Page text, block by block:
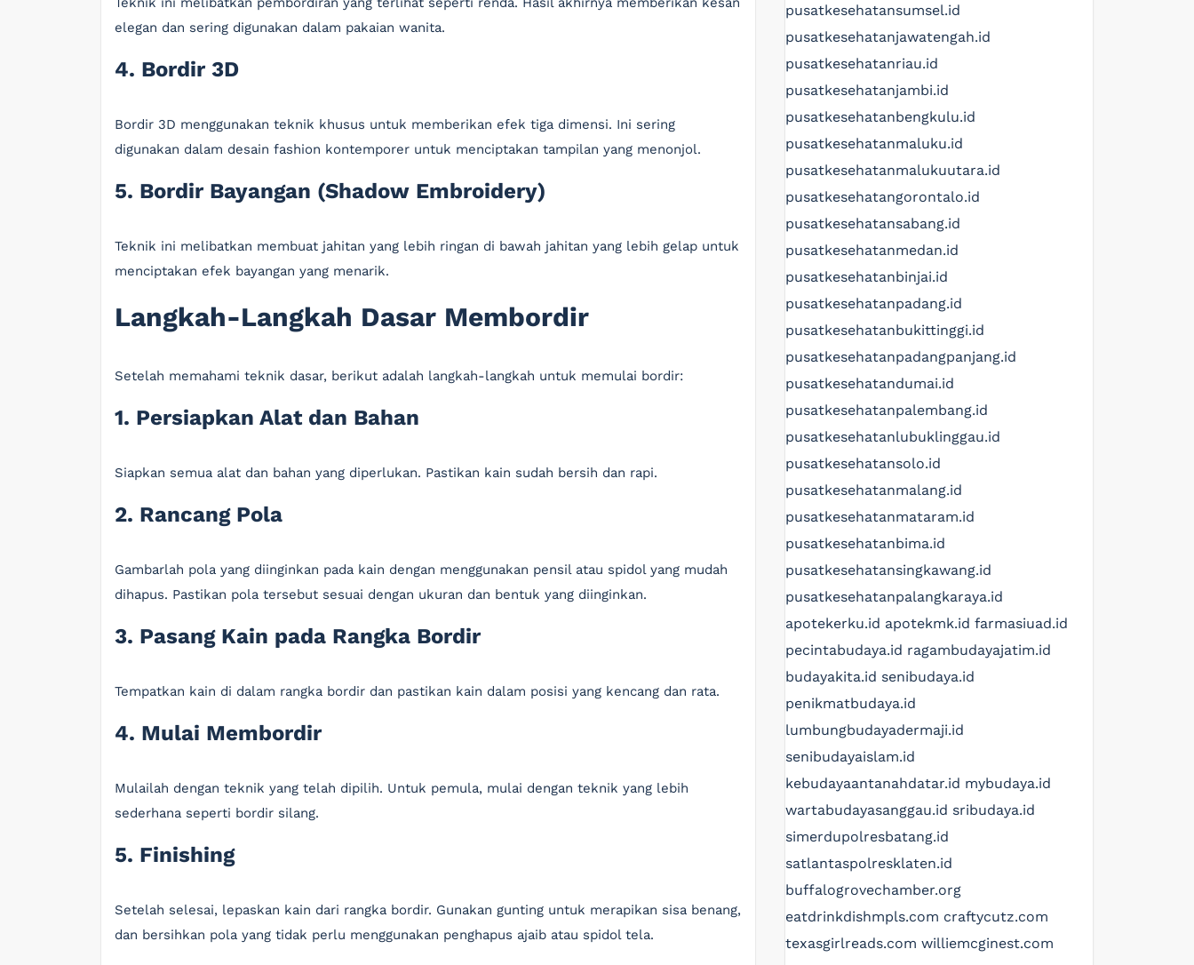
elegan dan sering digunakan dalam pakaian wanita.
4. Bordir 3D
Bordir 3D menggunakan teknik khusus untuk memberikan efek tiga dimensi. Ini sering
digunakan dalam desain fashion kontemporer untuk menciptakan tampilan yang menonjol.
5. Bordir Bayangan (Shadow Embroidery)
Teknik ini melibatkan membuat jahitan yang lebih ringan di bawah jahitan yang lebih gelap untuk
menciptakan efek bayangan yang menarik.
Langkah-Langkah Dasar Membordir
Setelah memahami teknik dasar, berikut adalah langkah-langkah untuk memulai bordir:
1. Persiapkan Alat dan Bahan
Siapkan semua alat dan bahan yang diperlukan. Pastikan kain sudah bersih dan rapi.
2. Rancang Pola
Gambarlah pola yang diinginkan pada kain dengan menggunakan pensil atau spidol yang mudah
dihapus. Pastikan pola tersebut sesuai dengan ukuran dan bentuk yang diinginkan.
3. Pasang Kain pada Rangka Bordir
Tempatkan kain di dalam rangka bordir dan pastikan kain dalam posisi yang kencang dan rata.
4. Mulai Membordir
Mulailah dengan teknik yang telah dipilih. Untuk pemula, mulai dengan teknik yang lebih
sederhana seperti bordir silang.
5. Finishing
Setelah selesai, lepaskan kain dari rangka bordir. Gunakan gunting untuk merapikan sisa benang,
dan bersihkan pola yang tidak perlu menggunakan penghapus ajaib atau spidol tela.
pusatkesehatansumsel.id
pusatkesehatanjawatengah.id
pusatkesehatanriau.id
pusatkesehatanjambi.id
pusatkesehatanbengkulu.id
pusatkesehatanmaluku.id
pusatkesehatanmalukuutara.id
pusatkesehatangorontalo.id
pusatkesehatansabang.id
pusatkesehatanmedan.id
pusatkesehatanbinjai.id
pusatkesehatanpadang.id
pusatkesehatanbukittinggi.id
pusatkesehatanpadangpanjang.id
pusatkesehatandumai.id
pusatkesehatanpalembang.id
pusatkesehatanlubuklinggau.id
pusatkesehatansolo.id
pusatkesehatanmalang.id
pusatkesehatanmataram.id
pusatkesehatanbima.id
pusatkesehatansingkawang.id
pusatkesehatanpalangkaraya.id
apotekerku.id apotekmk.id farmasiuad.id
pecintabudaya.id ragambudayajatim.id
budayakita.id senibudaya.id
penikmatbudaya.id
lumbungbudayadermaji.id
senibudayaislam.id
kebudayaantanahdatar.id mybudaya.id
wartabudayasanggau.id sribudaya.id
simerdupolresbatang.id
satlantaspolresklaten.id
buffalogrovechamber.org
eatdrinkdishmpls.com craftycutz.com
texasgirlreads.com williemcginest.com